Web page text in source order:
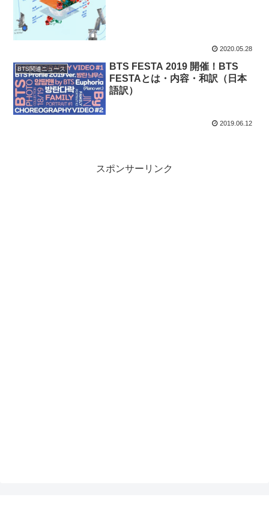
2020.05.28
BTS関連ニュース
BTS FESTA 2019 開催！BTS
FESTAとは・内容・和訳（日本
語訳）
2019.06.12
スポンサーリンク